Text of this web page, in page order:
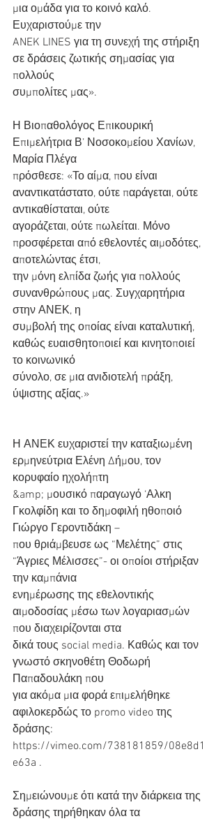
μια ομάδα για το κοινό καλό.
Ευχαριστούμε την
ANEK LINES για τη συνεχή της στήριξη
σε δράσεις ζωτικής σημασίας για
πολλούς
συμπολίτες μας».
Η Βιοπαθολόγος Επικουρική
Επιμελήτρια Β’ Νοσοκομείου Χανίων,
Μαρία Πλέγα
πρόσθεσε: «Το αίμα, που είναι
αναντικατάστατο, ούτε παράγεται, ούτε
αντικαθίσταται, ούτε
αγοράζεται, ούτε πωλείται. Μόνο
προσφέρεται από εθελοντές αιμοδότες,
αποτελώντας έτσι,
την μόνη ελπίδα ζωής για πολλούς
συνανθρώπους μας. Συγχαρητήρια
στην ΑΝΕΚ, η
συμβολή της οποίας είναι καταλυτική,
καθώς ευαισθητοποιεί και κινητοποιεί
το κοινωνικό
σύνολο, σε μια ανιδιοτελή πράξη,
ύψιστης αξίας.»
Η ΑΝΕΚ ευχαριστεί την καταξιωμένη
ερμηνεύτρια Ελένη Δήμου, τον
κορυφαίο ηχολήπτη
&amp; μουσικό παραγωγό ‘Αλκη
Γκολφίδη και το δημοφιλή ηθοποιό
Γιώργο Γεροντιδάκη –
που θριάμβευσε ως “Μελέτης” στις
“Άγριες Μέλισσες”- οι οποίοι στήριξαν
την καμπάνια
ενημέρωσης της εθελοντικής
αιμοδοσίας μέσω των λογαριασμών
που διαχειρίζονται στα
δικά τους social media. Καθώς και τον
γνωστό σκηνοθέτη Θοδωρή
Παπαδουλάκη που
για ακόμα μια φορά επιμελήθηκε
αφιλοκερδώς το promo video της
δράσης:
https://vimeo.com/738181859/08e8d1
e63a .
Σημειώνουμε ότι κατά την διάρκεια της
δράσης τηρήθηκαν όλα τα